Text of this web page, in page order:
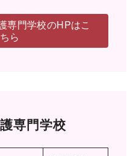
専門学校のHPはこ
ちら
専門学校